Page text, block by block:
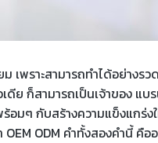
พราะสามารถทำได้อย่างรว
ก็สามารถเป็นเจ้าของ แบ
ๆ กับสร้างความแข็งแกร่ง
OEM ODM คำทั้งสองคำนี้ คือ